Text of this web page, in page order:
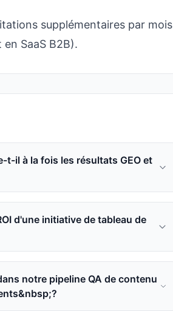
supplémentaires par mois
SaaS B2B).
t-il à la fois les résultats GEO et
d'une initiative de tableau de
notre pipeline QA de contenu